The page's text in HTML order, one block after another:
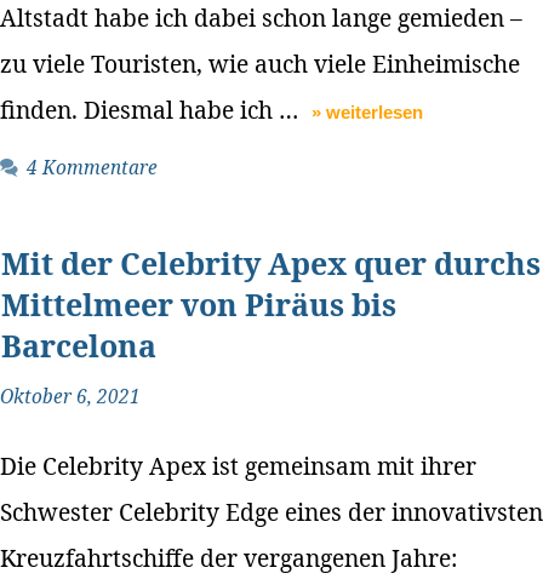
Altstadt habe ich dabei schon lange gemieden –
zu viele Touristen, wie auch viele Einheimische
finden. Diesmal habe ich …
» weiterlesen
4 Kommentare
Mit der Celebrity Apex quer durchs
Mittelmeer von Piräus bis
Barcelona
Oktober 6, 2021
Die Celebrity Apex ist gemeinsam mit ihrer
Schwester Celebrity Edge eines der innovativsten
Kreuzfahrtschiffe der vergangenen Jahre: